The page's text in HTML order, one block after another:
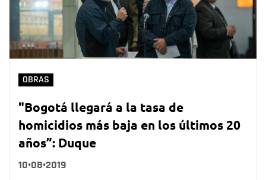
OBRAS
"Bogotá llegará a la tasa de
homicidios más baja en los últimos 20
años”: Duque
10•08•2019